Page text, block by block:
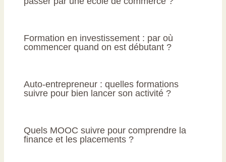
Formation en investissement : par où
commencer quand on est débutant ?
Auto-entrepreneur : quelles formations
suivre pour bien lancer son activité ?
Quels MOOC suivre pour comprendre la
finance et les placements ?